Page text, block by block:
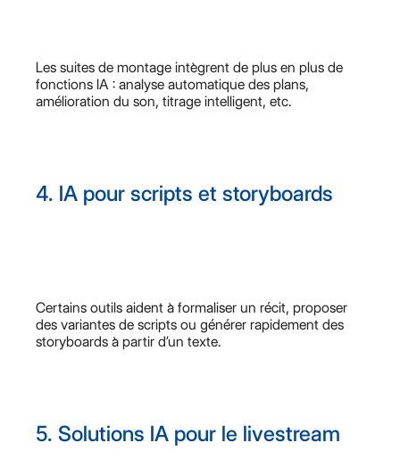
Les suites de montage intègrent de plus en plus de
fonctions IA : analyse automatique des plans,
amélioration du son, titrage intelligent, etc.
4. IA pour scripts et storyboards
Certains outils aident à formaliser un récit, proposer
des variantes de scripts ou générer rapidement des
storyboards à partir d’un texte.
5. Solutions IA pour le livestream